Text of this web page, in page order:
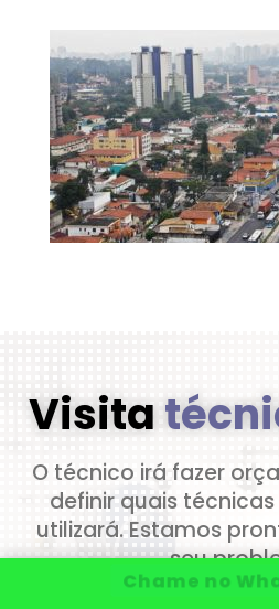
Visita
O técnico irá fazer
definir quais
utilizará. Estamos
seu
Chame no